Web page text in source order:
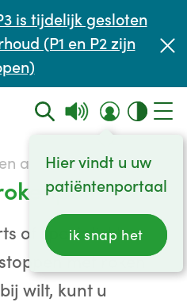
is tijdelijk gesloten
(P1 en P2 zijn
Hier vindt u uw
patiëntenportaal
ik snap het
afdelingen
of specialist het
met roken
wilt, kunt u